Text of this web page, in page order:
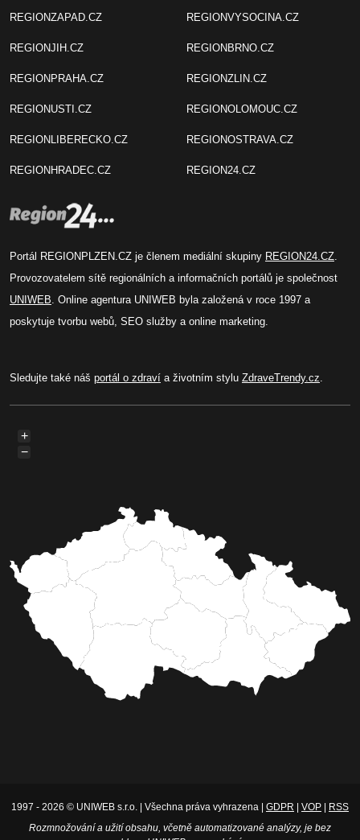
REGIONZAPAD.CZ
REGIONJIH.CZ
REGIONPRAHA.CZ
REGIONUSTI.CZ
REGIONLIBERECKO.CZ
REGIONHRADEC.CZ
REGIONVYSOCINA.CZ
REGIONBRNO.CZ
REGIONZLIN.CZ
REGIONOLOMOUC.CZ
REGIONOSTRAVA.CZ
REGION24.CZ
Portál REGIONPLZEN.CZ je členem mediální skupiny REGION24.CZ.
Provozovatelem sítě regionálních a informačních portálů je společnost
UNIWEB. Online agentura UNIWEB byla založená v roce 1997 a
poskytuje tvorbu webů, SEO služby a online marketing.
Sledujte také náš portál o zdraví a životním stylu ZdraveTrendy.cz.
+
−
1997 - 2026 © UNIWEB s.r.o. | Všechna práva vyhrazena | GDPR VOP
RSS
Rozmnožování a užití obsahu, včetně automatizované analýzy, je bez